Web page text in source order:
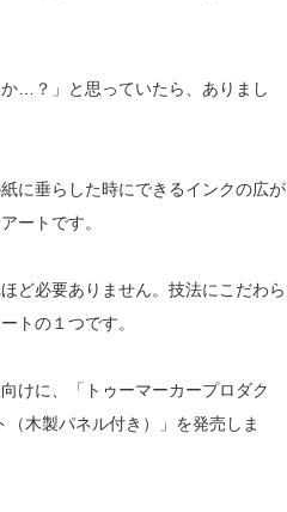
…？」と思っていたら、ありまし
に垂らした時にできるインクの広が
ートです。
ど必要ありません。技法にこだわら
トの１つです。
けに、「トゥーマーカープロダク
木製パネル付き）」を発売しま